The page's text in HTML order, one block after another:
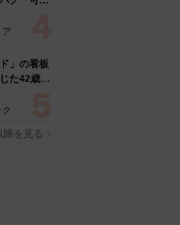
ア
」の看板
た42歳元
を明言
降を見る